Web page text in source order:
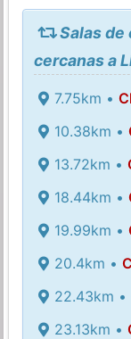
Salas de
cercanas a
7.75km •
10.38km •
13.72km •
18.44km •
19.99km •
20.4km •
22.43km •
23.13km •